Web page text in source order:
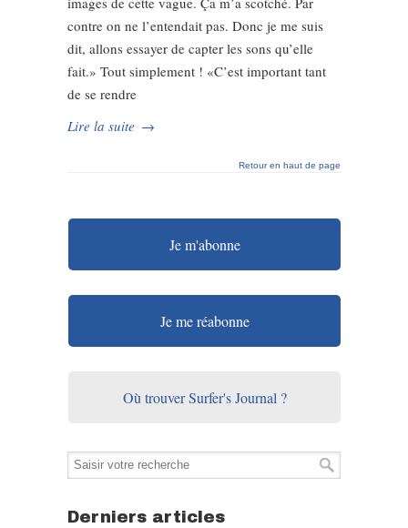
contre on ne l’entendait pas. Donc je me suis
dit, allons essayer de capter les sons qu’elle
fait.» Tout simplement ! «C’est important tant
de se rendre
Lire la suite →
Retour en haut de page
Je m'abonne
Je me réabonne
Où trouver Surfer's Journal ?
Derniers articles